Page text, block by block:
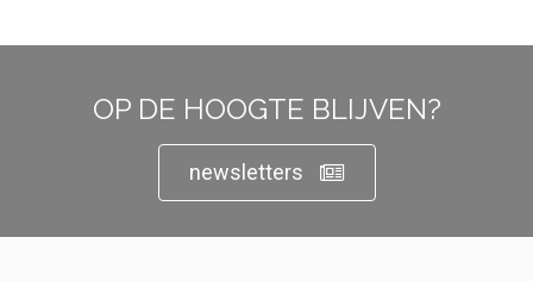
OP DE HOOGTE BLIJVEN?
newsletters